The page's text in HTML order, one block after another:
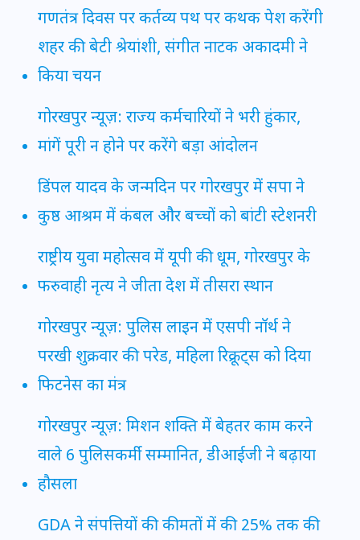
गणतंत्र दिवस पर कर्तव्य पथ पर कथक पेश करेंगी
शहर की बेटी श्रेयांशी, संगीत नाटक अकादमी ने
किया चयन
गोरखपुर न्यूज़: राज्य कर्मचारियों ने भरी हुंकार,
मांगें पूरी न होने पर करेंगे बड़ा आंदोलन
डिंपल यादव के जन्मदिन पर गोरखपुर में सपा ने
कुष्ठ आश्रम में कंबल और बच्चों को बांटी स्टेशनरी
राष्ट्रीय युवा महोत्सव में यूपी की धूम, गोरखपुर के
फरुवाही नृत्य ने जीता देश में तीसरा स्थान
गोरखपुर न्यूज़: पुलिस लाइन में एसपी नॉर्थ ने
परखी शुक्रवार की परेड, महिला रिक्रूट्स को दिया
फिटनेस का मंत्र
गोरखपुर न्यूज़: मिशन शक्ति में बेहतर काम करने
वाले 6 पुलिसकर्मी सम्मानित, डीआईजी ने बढ़ाया
हौसला
GDA ने संपत्तियों की कीमतों में की 25% तक की